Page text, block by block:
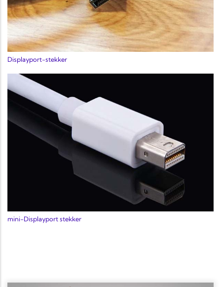
Displayport-stekker
mini-Displayport stekker